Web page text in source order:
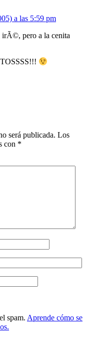
a las 5:59 pm
irÃ©, pero a la cenita
será publicada. Los
con *
spam. Aprende cómo se